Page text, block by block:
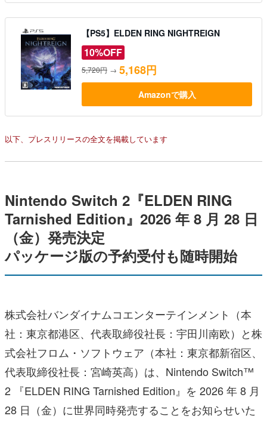
【PS5】ELDEN RING NIGHTREIGN
10%OFF
5,720円 → 5,168円
Amazonで購入
以下、プレスリリースの全文を掲載しています
Nintendo Switch 2『ELDEN RING
Tarnished Edition』2026 年 8 月 28 日
（金）発売決定
パッケージ版の予約受付も随時開始
株式会社バンダイナムコエンターテインメント（本
社：東京都港区、代表取締役社長：宇田川南欧）と株
式会社フロム・ソフトウェア（本社：東京都新宿区、
代表取締役社長：宮崎英高）は、Nintendo Switch™
2 『ELDEN RING Tarnished Edition』を 2026 年 8 月
28 日（金）に世界同時発売することをお知らせいた